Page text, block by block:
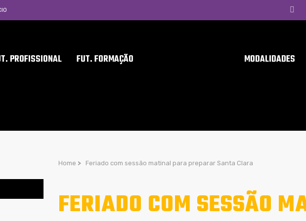
PROFISSIONAL FUT. FORMAÇÃO MODALIDADES
Home > Feriado com sessão matinal para preparar Santa Clara
FERIADO COM SESSÃO